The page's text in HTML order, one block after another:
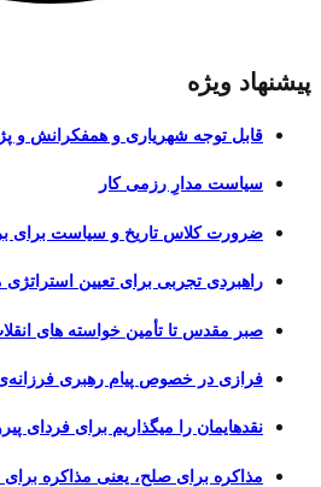
پیشنهاد ویژه
قابل توجه شهریاری و همفکرانش و
سیاست مدارِ رزمی کار
ضرورت کلاس تاریخ و سیاست برای
راهبردی تجربی برای تعیین استراتژی
صبر مقدس تا تأمین خواسته های
فرازی در خصوص پیام رهبری
نقدهایمان را میگذاریم برای فردای
مذاکره برای صلح، یعنی مذاکره برای